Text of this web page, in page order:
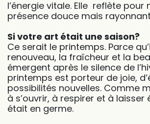
l’énergie vitale. Elle reflète pour
présence douce mais
Si votre art était une saison?
Ce serait le printemps. Parce
renouveau, la fraîcheur et la
émergent après le silence de
printemps est porteur de joie,
possibilités nouvelles. Comme
à s’ouvrir, à respirer et à laisser
était en germe.